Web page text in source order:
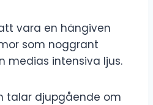
vara en hängiven
som noggrant
medias intensiva ljus.
talar djupgående om